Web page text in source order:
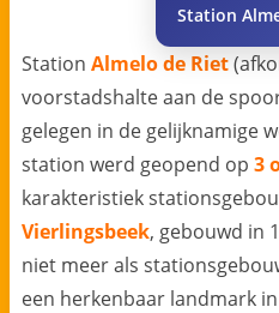
Station
Station Almelo de Riet
voorstadshalte aan de
gelegen in de gelijknamige
station werd geopend op 3
karakteristiek
Vierlingsbeek, gebouwd in
niet meer als
een herkenbaar landmark